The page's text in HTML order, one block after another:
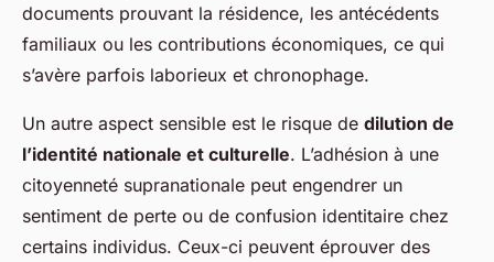
documents prouvant la résidence, les antécédents
familiaux ou les contributions économiques, ce qui
s’avère parfois laborieux et chronophage.
Un autre aspect sensible est le risque de dilution de
l’identité nationale et culturelle. L’adhésion à une
citoyenneté supranationale peut engendrer un
sentiment de perte ou de confusion identitaire chez
certains individus. Ceux-ci peuvent éprouver des